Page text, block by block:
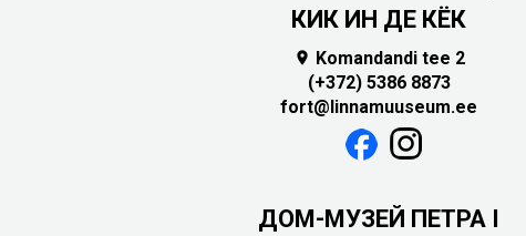
КИК ИН ДЕ КЁК
 Komandandi tee 2
(+372) 5386 8873
fort@linnamuuseum.ee
ДОМ-МУЗЕЙ ПЕТРА I